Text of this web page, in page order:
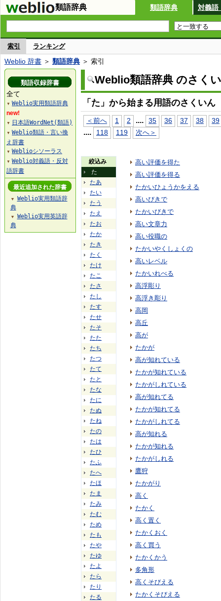
類語辞典 類語辞典 対義語
索引 ランキング
Weblio 辞書 ＞ 類語辞典 ＞ 索引
Weblio類語辞典 のさく
「た」から始まる用語のさくいん
＜前へ 1 2 .... 35 36 37 38 39
.... 118 119 次へ＞
絞込み
た
たあ
たい
たう
たえ
たお
たか
たき
たく
たけ
たこ
たさ
たし
たす
たせ
たそ
たた
たち
たつ
たて
たと
たな
たに
たぬ
たね
たの
たは
たひ
たふ
たへ
たほ
たま
たみ
たむ
ため
たも
たや
たゆ
たよ
たら
たり
たる
高い評価を得た
高い評価を得る
たかいひょうかをえる
高いびきで
たかいびきで
高い文章力
高い役職の
たかいやくしょくの
高いレベル
たかいれべる
高浮彫り
高浮き彫り
高岡
高丘
高が
たかが
高が知れている
たかが知れている
たかがしれている
高が知れてる
たかが知れてる
たかがしれてる
高が知れる
たかが知れる
たかがしれる
鷹狩
たかがり
高く
たかく
高く置く
たかくおく
高く買う
たかくかう
多角形
高くそびえる
たかくそびえる
類語収録辞書
全て
▼ Weblio実用類語辞典
new!
▼ 日本語WordNet(類語)
▼ Weblio類語・言い換
え辞書
▼ Weblioシソーラス
▼ Weblio対義語・反対
語辞書
最近追加された辞書
▼
Weblio実用類語辞
典
▼
Weblio実用英語辞
典